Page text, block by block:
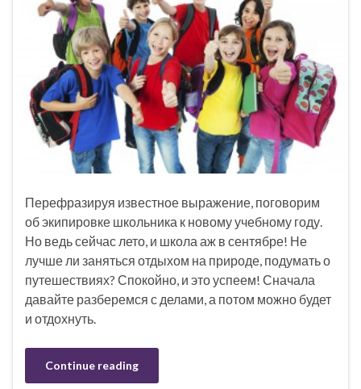
Перефразируя известное выражение, поговорим
об экипировке школьника к новому учебному году.
Но ведь сейчас лето, и школа аж в сентябре! Не
лучше ли заняться отдыхом на природе, подумать о
путешествиях? Спокойно, и это успеем! Сначала
давайте разберемся с делами, а потом можно будет
и отдохнуть.
Continue reading